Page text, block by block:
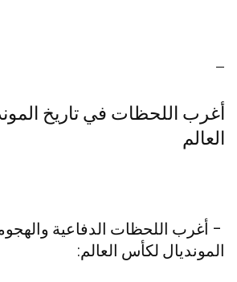
—
أغرب اللحظات في تاريخ
العالم
– أغرب اللحظات الدفاعية
المونديال لكأس العالم: